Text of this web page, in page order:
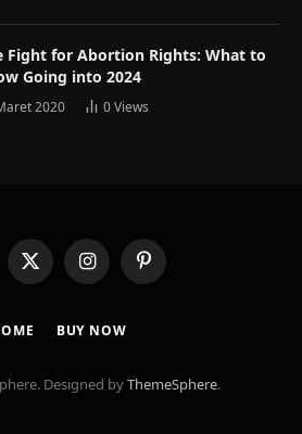
Fight for Abortion Rights: What to
Going into 2024
2020 0Views
X
(Twitter)
InstagramPinterest
BUY NOW
Designed byThemeSphere.